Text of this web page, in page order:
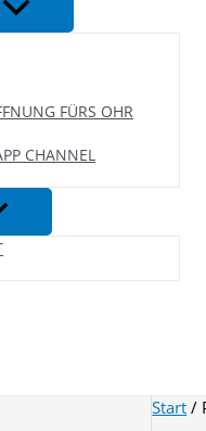
FÜRS OHR
CHANNEL
Start /